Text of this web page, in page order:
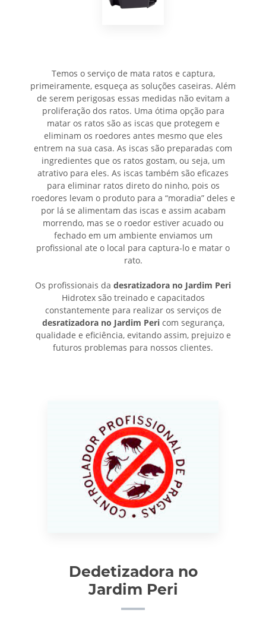
Temos o serviço de mata ratos e captura,
primeiramente, esqueça as soluções caseiras. Além
de serem perigosas essas medidas não evitam a
proliferação dos ratos. Uma ótima opção para
matar os ratos são as iscas que protegem e
eliminam os roedores antes mesmo que eles
entrem na sua casa. As iscas são preparadas com
ingredientes que os ratos gostam, ou seja, um
atrativo para eles. As iscas também são eficazes
para eliminar ratos direto do ninho, pois os
roedores levam o produto para a “moradia” deles e
por lá se alimentam das iscas e assim acabam
morrendo, mas se o roedor estiver acuado ou
fechado em um ambiente enviamos um
profissional ate o local para captura-lo e matar o
rato.
Os profissionais da desratizadora no Jardim Peri
Hidrotex são treinado e capacitados
constantemente para realizar os serviços de
desratizadora no Jardim Pericom segurança,
qualidade e eficiência, evitando assim, prejuizo e
futuros problemas para nossos clientes.
Dedetizadora no
Jardim Peri